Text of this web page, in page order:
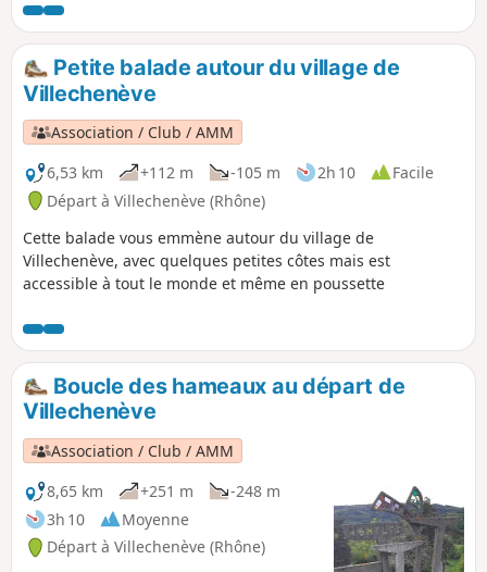
passages de voitures.
Petite balade autour du village de
Villechenève
Association / Club / AMM
6,53 km
+112 m -105 m 2h 10
Facile
Départ à Villechenève (Rhône)
Cette balade vous emmène autour du village de
Villechenève, avec quelques petites côtes mais est
accessible à tout le monde et même en poussette
Boucle des hameaux au départ de
Villechenève
Association / Club / AMM
8,65 km
+251 m
-248 m
3h 10
Moyenne
Départ à Villechenève (Rhône)